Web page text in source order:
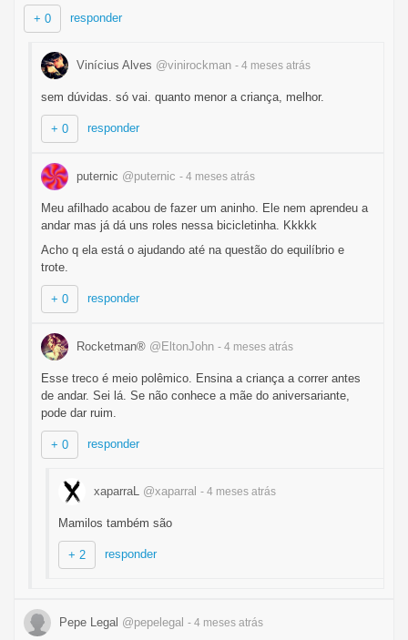
+ 0 responder
Vinícius Alves @vinirockman - 4 meses atrás
sem dúvidas. só vai. quanto menor a criança, melhor.
+ 0 responder
puternic @puternic - 4 meses atrás
Meu afilhado acabou de fazer um aninho. Ele nem aprendeu a
andar mas já dá uns roles nessa bicicletinha. Kkkkk
Acho q ela está o ajudando até na questão do equilíbrio e
trote.
+ 0 responder
Rocketman® @EltonJohn - 4 meses atrás
Esse treco é meio polêmico. Ensina a criança a correr antes
de andar. Sei lá. Se não conhece a mãe do aniversariante,
pode dar ruim.
+ 0 responder
xaparraL @xaparral - 4 meses atrás
Mamilos também são
+ 2 responder
Pepe Legal @pepelegal - 4 meses atrás